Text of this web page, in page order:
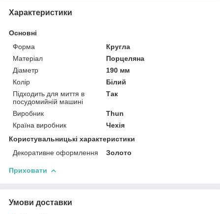
Характеристики
Основні
Форма
Кругла
Матеріал
Порцеляна
Діаметр
190 мм
Колір
Білий
Підходить для миття в
посудомийній машині
Так
Виробник
Thun
Країна виробник
Чехія
Користувальницькі характеристики
Декоративне оформлення
Золото
Приховати
Умови доставки